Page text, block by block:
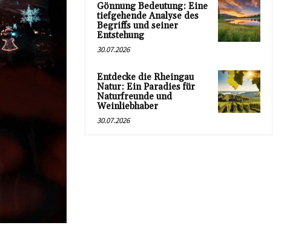
Gönnung Bedeutung: Eine
tiefgehende Analyse des
Begriffs und seiner
Entstehung
30.07.2026
Entdecke die Rheingau
Natur: Ein Paradies für
Naturfreunde und
Weinliebhaber
30.07.2026